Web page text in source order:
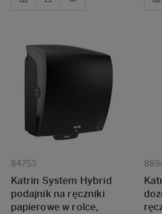
84753
Katrin System Hybrid
podajnik na ręczniki
papierowe w rolce,